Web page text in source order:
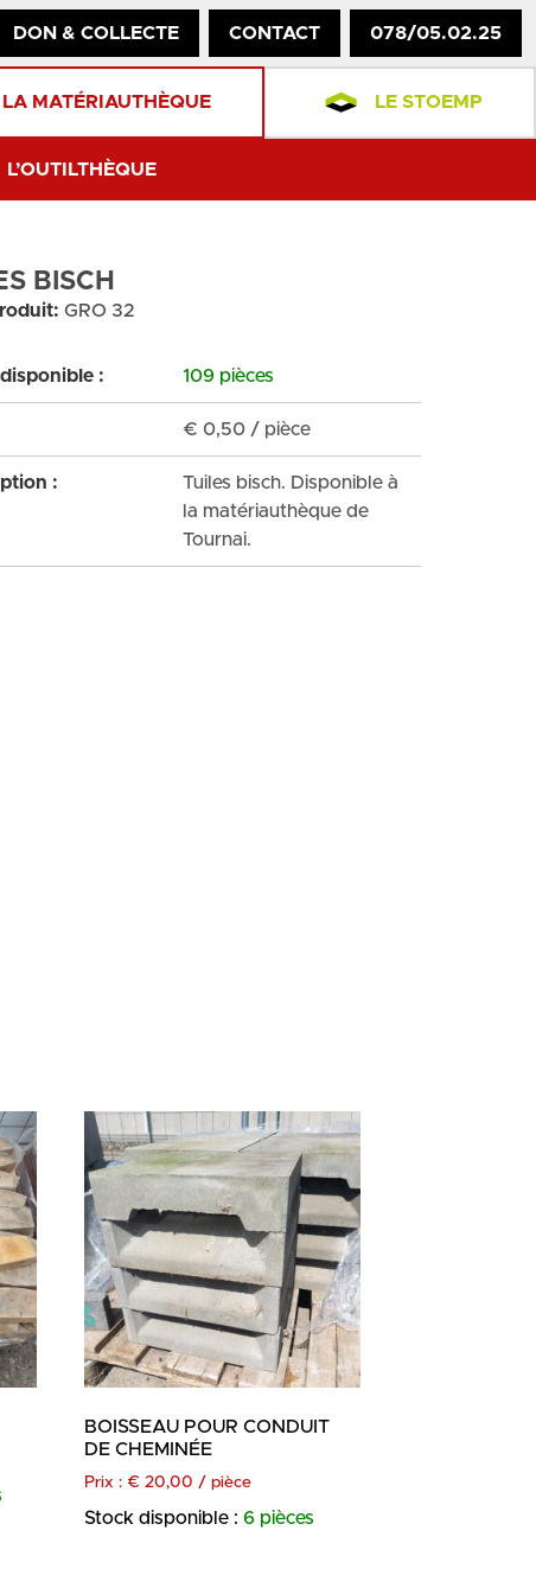
DON & COLLECTE CONTACT 078/05.02.25
LA MATÉRIAUTHÈQUE LE STOEMP
L’OUTILTHÈQUE
BISCH
GRO 32
: 109 pièces
€ 0,50 / pièce
:
Tuiles bisch. Disponible à
la matériauthèque de
Tournai.
BOISSEAU POUR CONDUIT
DE CHEMINÉE
Prix : € 20,00 / pièce
Stock disponible : 6 pièces